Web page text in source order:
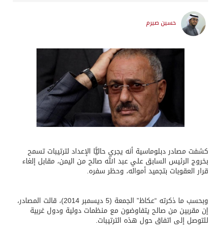
حسين صيرم
كشفت مصادر دبلوماسية أنه يجري حاليًّا الإعداد لترتيبات تسمح
بخروج الرئيس السابق علي عبد الله صالح من اليمن، مقابل إلغاء
قرار العقوبات بتجميد أمواله، وحظر سفره.
وبحسب ما ذكرته “عكاظ” الجمعة (5 ديسمبر 2014)، قالت المصادر،
إن مقربين من صالح يتفاوضون مع منظمات دولية ودول غربية
للتوصل إلى اتفاق حول هذه الترتيبات.